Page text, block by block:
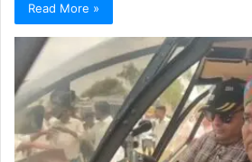
Read More »